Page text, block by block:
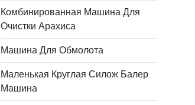
Комбинированная Машина Для
Очистки Арахиса
Машина Для Обмолота
Маленькая Круглая Силож Балер
Машина